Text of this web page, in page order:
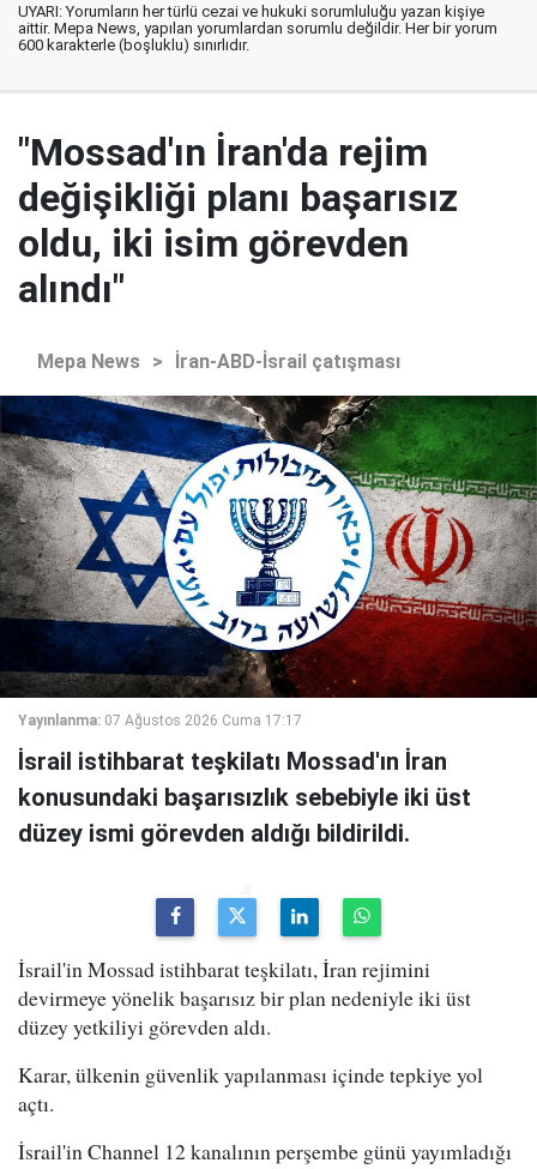
UYARI: Yorumların her türlü cezai ve hukuki sorumluluğu yazan kişiye
aittir. Mepa News, yapılan yorumlardan sorumlu değildir. Her bir yorum
600 karakterle (boşluklu) sınırlıdır.
"Mossad'ın İran'da rejim
değişikliği planı başarısız
oldu, iki isim görevden
alındı"
Mepa News > İran-ABD-İsrail çatışması
Yayınlanma: 07 Ağustos 2026 Cuma 17:17
İsrail istihbarat teşkilatı Mossad'ın İran
konusundaki başarısızlık sebebiyle iki üst
düzey ismi görevden aldığı bildirildi.
İsrail'in Mossad istihbarat teşkilatı, İran rejimini
devirmeye yönelik başarısız bir plan nedeniyle iki üst
düzey yetkiliyi görevden aldı.
Karar, ülkenin güvenlik yapılanması içinde tepkiye yol
açtı.
İsrail'in Channel 12 kanalının perşembe günü yayımladığı